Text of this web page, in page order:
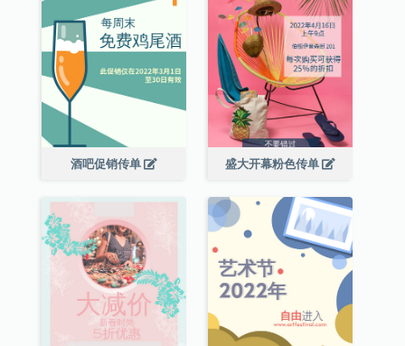
酒吧促销传单 盛大开幕粉色传单